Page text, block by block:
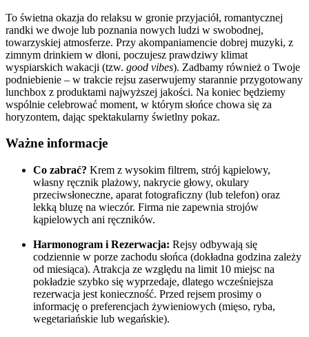
To świetna okazja do relaksu w gronie przyjaciół, romantycznej
randki we dwoje lub poznania nowych ludzi w swobodnej,
towarzyskiej atmosferze. Przy akompaniamencie dobrej muzyki, z
zimnym drinkiem w dłoni, poczujesz prawdziwy klimat
wyspiarskich wakacji (tzw. good vibes). Zadbamy również o Twoje
podniebienie – w trakcie rejsu zaserwujemy starannie przygotowany
lunchbox z produktami najwyższej jakości. Na koniec będziemy
wspólnie celebrować moment, w którym słońce chowa się za
horyzontem, dając spektakularny świetlny pokaz.
Ważne informacje
Co zabrać? Krem z wysokim filtrem, strój kąpielowy,
własny ręcznik plażowy, nakrycie głowy, okulary
przeciwsłoneczne, aparat fotograficzny (lub telefon) oraz
lekką bluzę na wieczór. Firma nie zapewnia strojów
kąpielowych ani ręczników.
Harmonogram i ​Rezerwacja: Rejsy odbywają się
codziennie w porze zachodu słońca (dokładna godzina zależy
od miesiąca). Atrakcja ze względu na limit 10 miejsc na
pokładzie szybko się wyprzedaje, dlatego wcześniejsza
rezerwacja jest konieczność. Przed rejsem prosimy o
informację o preferencjach żywieniowych (mięso, ryba,
wegetariańskie lub wegańskie).